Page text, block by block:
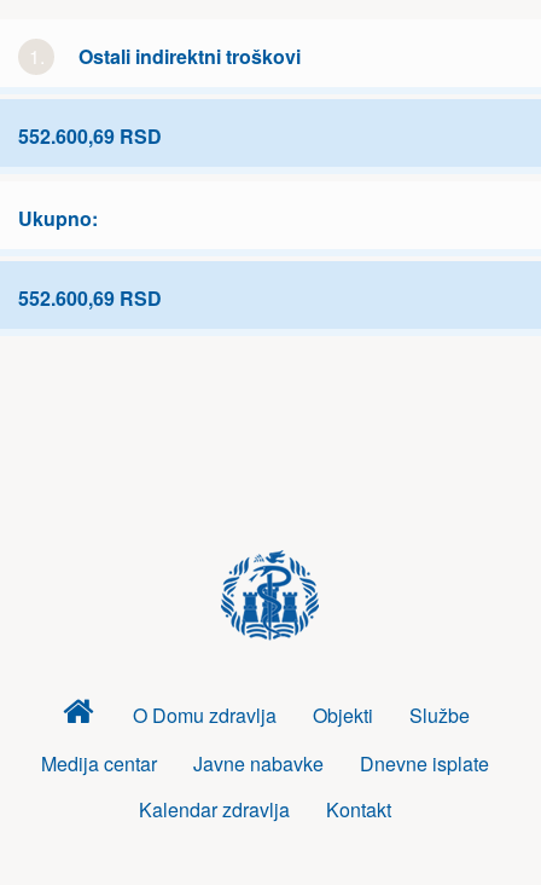
1. Ostali indirektni troškovi
552.600,69 RSD
Ukupno:
552.600,69 RSD
Dom
zdravlja
O Domu zdravlja Objekti
Službe
Medija centar
Javne nabavke
Dnevne isplate
Kalendar zdravlja
Kontakt